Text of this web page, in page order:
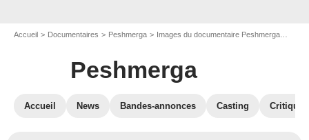
Accueil Documentaires Peshmerga Images du documentaire Peshmerga
Peshmerga
Accueil News Bandes-annonces Casting